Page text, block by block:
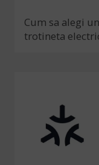
Cum sa alegi
trotineta